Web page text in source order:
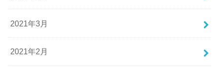
2021年3月
2021年2月